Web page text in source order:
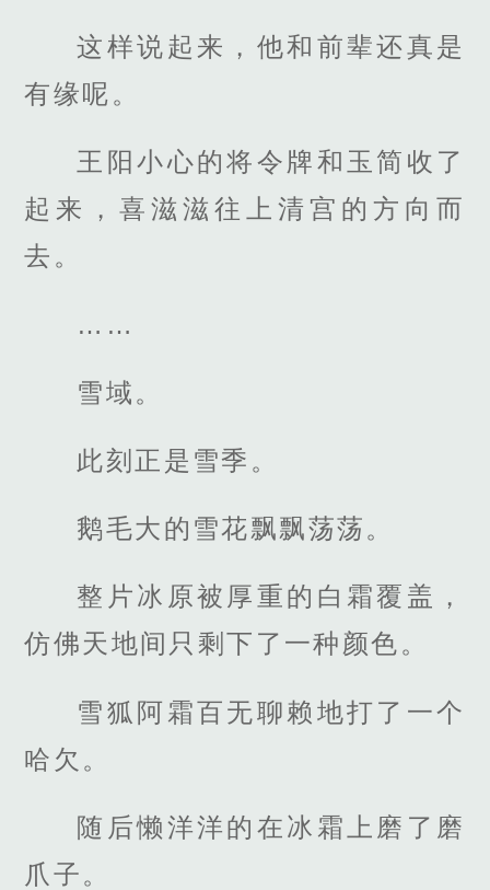
这样说起来，他和前辈还真是
有缘呢。
王阳小心的将令牌和玉简收了
起来，喜滋滋往上清宫的方向而
去。
……
雪域。
此刻正是雪季。
鹅毛大的雪花飘飘荡荡。
整片冰原被厚重的白霜覆盖，
仿佛天地间只剩下了一种颜色。
雪狐阿霜百无聊赖地打了一个
哈欠。
随后懒洋洋的在冰霜上磨了磨
爪子。